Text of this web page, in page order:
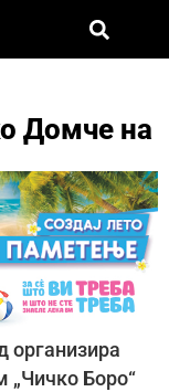
Домче на
организира
„Чичко Боро“